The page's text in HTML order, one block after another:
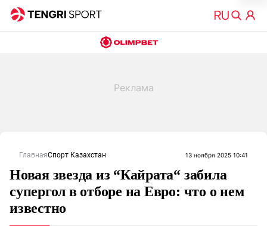
ГлавнаяСпорт Казахстан 13 ноября 2025 10:41
Новая звезда из “Кайрата“ забила
супергол в отборе на Евро: что о нем
известно